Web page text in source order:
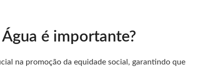
é importante?
na promoção da equidade social, garantindo que